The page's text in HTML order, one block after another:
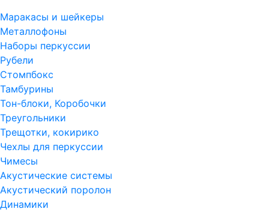
Маракасы и шейкеры
Металлофоны
Наборы перкуссии
Рубели
Стомпбокс
Тамбурины
Тон-блоки, Коробочки
Треугольники
Трещотки, кокирико
Чехлы для перкуссии
Чимесы
Акустические системы
Акустический поролон
Динамики